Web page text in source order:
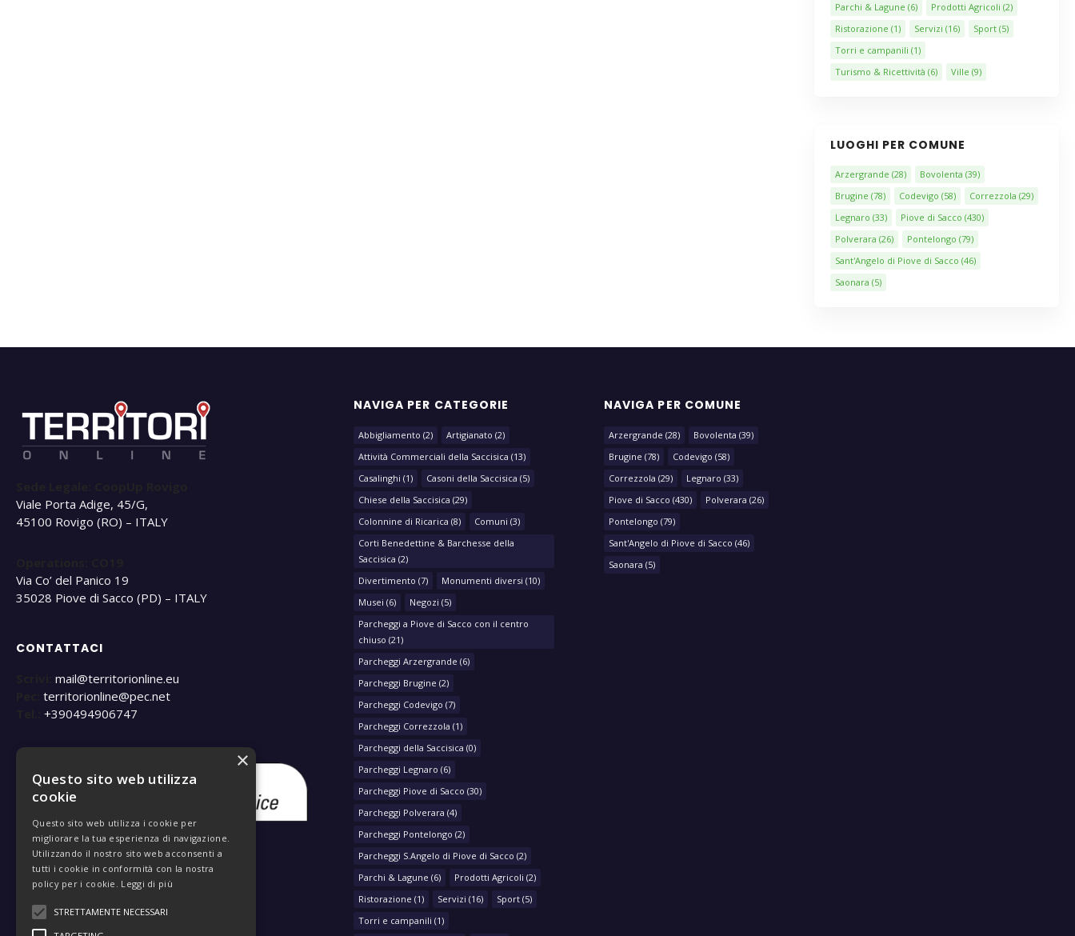
Parchi & Lagune (6) Prodotti Agricoli (2)
Ristorazione (1) Servizi (16) Sport(5)
Torri e campanili (1)
Turismo & Ricettività (6) Ville (9)
LUOGHI PER COMUNE
Arzergrande (28) Bovolenta (39)
Brugine (78) Codevigo (58) Correzzola (29)
Legnaro (33) Piove di Sacco (430)
Polverara (26) Pontelongo (79)
Sant'Angelo di Piove di Sacco (46)
Saonara (5)
Viale Porta Adige, 45/G,
45100 Rovigo (RO) – ITALY
Via Co’ del Panico 19
35028 Piove di Sacco (PD) – ITALY
CONTATTACI
mail@territorionline.eu
territorionline@pec.net
+390494906747
NAVIGA PER CATEGORIE
Abbigliamento (2) Artigianato (2)
Attività Commerciali della Saccisica (13)
Casalinghi (1) Casoni della Saccisica (5)
Chiese della Saccisica (29)
Colonnine di Ricarica (8) Comuni (3)
Corti Benedettine & Barchesse della
Saccisica (2)
Divertimento (7) Monumenti diversi (10)
Musei (6) Negozi (5)
Parcheggi a Piove di Sacco con il centro
chiuso (21)
Parcheggi Arzergrande (6)
Parcheggi Brugine (2)
Parcheggi Codevigo (7)
Parcheggi Correzzola (1)
Parcheggi della Saccisica (0)
Parcheggi Legnaro (6)
Parcheggi Piove di Sacco (30)
Parcheggi Polverara (4)
Parcheggi Pontelongo (2)
Parcheggi S.Angelo di Piove di Sacco (2)
Parchi & Lagune (6) Prodotti Agricoli (2)
Ristorazione (1) Servizi (16) Sport (5)
Torri e campanili (1)
NAVIGA PER COMUNE
Arzergrande (28) Bovolenta (39)
Brugine (78) Codevigo (58)
Correzzola (29) Legnaro (33)
Piove di Sacco (430) Polverara (26)
Pontelongo (79)
Sant'Angelo di Piove di Sacco (46)
Saonara (5)
×
Questo sito web utilizza
cookie
Questo sito web utilizza i cookie per
migliorare la tua esperienza di navigazione.
Utilizzando il nostro sito web acconsenti a
tutti i cookie in conformità con la nostra
policy per i cookie. Leggi di più
STRETTAMENTE NECESSARI